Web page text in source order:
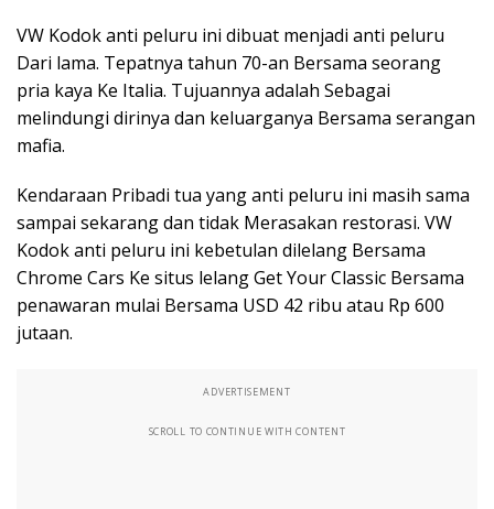
VW Kodok anti peluru ini dibuat menjadi anti peluru
Dari lama. Tepatnya tahun 70-an Bersama seorang
pria kaya Ke Italia. Tujuannya adalah Sebagai
melindungi dirinya dan keluarganya Bersama serangan
mafia.
Kendaraan Pribadi tua yang anti peluru ini masih sama
sampai sekarang dan tidak Merasakan restorasi. VW
Kodok anti peluru ini kebetulan dilelang Bersama
Chrome Cars Ke situs lelang Get Your Classic Bersama
penawaran mulai Bersama USD 42 ribu atau Rp 600
jutaan.
ADVERTISEMENT
SCROLL TO CONTINUE WITH CONTENT